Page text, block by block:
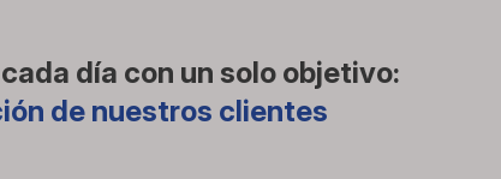
día con un solo objetivo:
de nuestros clientes